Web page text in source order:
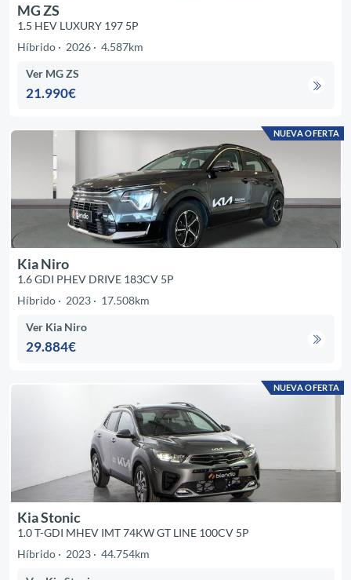
MG ZS
1.5 HEV LUXURY 197 5P
Híbrido
2026 4.587km
Ver MG ZS
21.990€
NUEVA OFERTA
Kia Niro
1.6 GDI PHEV DRIVE 183CV 5P
Híbrido
2023 17.508km
Ver Kia Niro
29.884€
NUEVA OFERTA
Kia Stonic
1.0 T-GDI MHEV IMT 74KW GT LINE 100CV 5P
Híbrido
2023 44.754km